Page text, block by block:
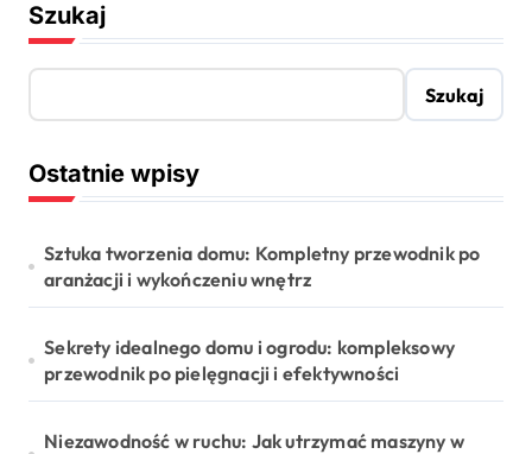
Szukaj
Szukaj
Ostatnie wpisy
Sztuka tworzenia domu: Kompletny przewodnik po
aranżacji i wykończeniu wnętrz
Sekrety idealnego domu i ogrodu: kompleksowy
przewodnik po pielęgnacji i efektywności
Niezawodność w ruchu: Jak utrzymać maszyny w